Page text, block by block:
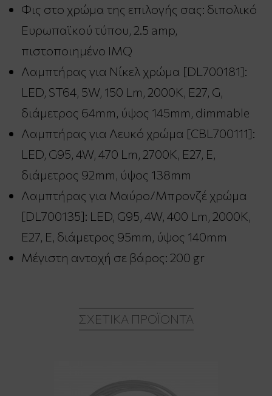
Φις στο χρώμα της επιλογής σας: διπολικό
Ευρωπαϊκού τύπου, 2.5 amp,
πιστοποιημένο IMQ
Λαμπτήρας για Νίκελ χρώμα [DL700181]:
LED, ST64, 5W, 150 Lm, 2000K, E27, G,
διάμετρος 64mm, ύψος 145mm, dimmable
Λαμπτήρας για Λευκό χρώμα [CBL700111]:
LED, G95, 4W, 470 Lm, 2700K, E27, E,
διάμετρος 92mm, ύψος 138mm
Λαμπτήρας για Μαύρο/Μπρονζέ χρώμα
[DL700135]: LED, G95, 4W, 400 Lm, 2000K,
E27, E, διάμετρος 95mm, ύψος 140mm
Μέγιστη αντοχή σε βάρος: 200 gr
ΣΧΕΤΙΚΆ ΠΡΟΪΌΝΤΑ